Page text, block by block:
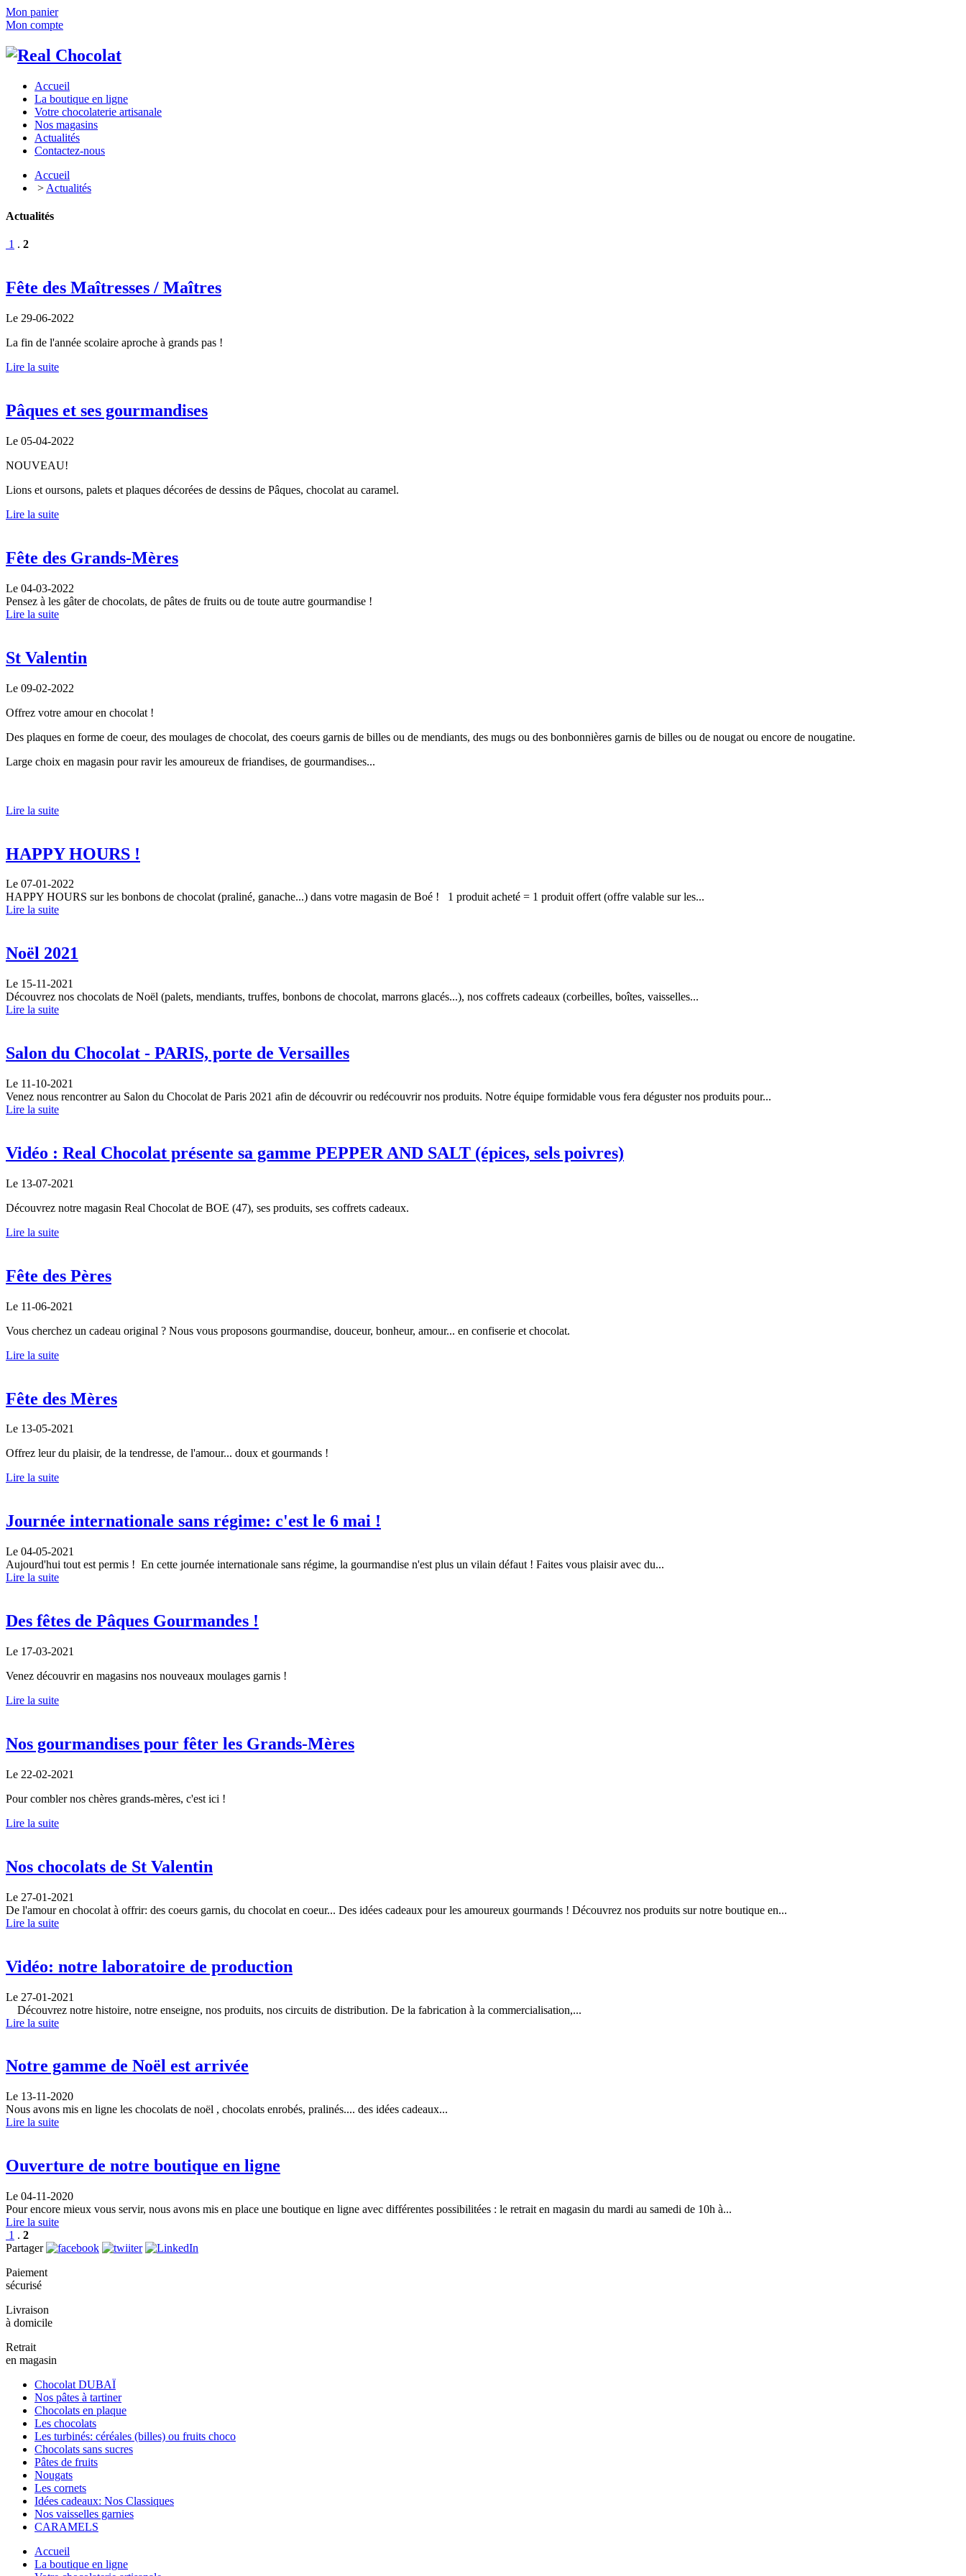
Mon panier
Mon compte
Accueil
La boutique en ligne
Votre chocolaterie artisanale
Nos magasins
Actualités
Contactez-nous
Accueil
> Actualités
Actualités
1 . 2
Fête des Maîtresses / Maîtres
Le 29-06-2022
La fin de l'année scolaire aproche à grands pas !
Lire la suite
Pâques et ses gourmandises
Le 05-04-2022
NOUVEAU!
Lions et oursons, palets et plaques décorées de dessins de Pâques, chocolat au caramel.
Lire la suite
Fête des Grands-Mères
Le 04-03-2022
Pensez à les gâter de chocolats, de pâtes de fruits ou de toute autre gourmandise !
Lire la suite
St Valentin
Le 09-02-2022
Offrez votre amour en chocolat !
Des plaques en forme de coeur, des moulages de chocolat, des coeurs garnis de billes ou de mendiants, des mugs ou des bonbonnières garnis de billes ou de nougat ou encore de nougatine.
Large choix en magasin pour ravir les amoureux de friandises, de gourmandises...
Lire la suite
HAPPY HOURS !
Le 07-01-2022
HAPPY HOURS sur les bonbons de chocolat (praliné, ganache...) dans votre magasin de Boé ! 1 produit acheté = 1 produit offert (offre valable sur les...
Lire la suite
Noël 2021
Le 15-11-2021
Découvrez nos chocolats de Noël (palets, mendiants, truffes, bonbons de chocolat, marrons glacés...), nos coffrets cadeaux (corbeilles, boîtes, vaisselles...
Lire la suite
Salon du Chocolat - PARIS, porte de Versailles
Le 11-10-2021
Venez nous rencontrer au Salon du Chocolat de Paris 2021 afin de découvrir ou redécouvrir nos produits. Notre équipe formidable vous fera déguster nos produits pour...
Lire la suite
Vidéo : Real Chocolat présente sa gamme PEPPER AND SALT (épices, sels poivres)
Le 13-07-2021
Découvrez notre magasin Real Chocolat de BOE (47), ses produits, ses coffrets cadeaux.
Lire la suite
Fête des Pères
Le 11-06-2021
Vous cherchez un cadeau original ? Nous vous proposons gourmandise, douceur, bonheur, amour... en confiserie et chocolat.
Lire la suite
Fête des Mères
Le 13-05-2021
Offrez leur du plaisir, de la tendresse, de l'amour... doux et gourmands !
Lire la suite
Journée internationale sans régime: c'est le 6 mai !
Le 04-05-2021
Aujourd'hui tout est permis ! En cette journée internationale sans régime, la gourmandise n'est plus un vilain défaut ! Faites vous plaisir avec du...
Lire la suite
Des fêtes de Pâques Gourmandes !
Le 17-03-2021
Venez découvrir en magasins nos nouveaux moulages garnis !
Lire la suite
Nos gourmandises pour fêter les Grands-Mères
Le 22-02-2021
Pour combler nos chères grands-mères, c'est ici !
Lire la suite
Nos chocolats de St Valentin
Le 27-01-2021
De l'amour en chocolat à offrir: des coeurs garnis, du chocolat en coeur... Des idées cadeaux pour les amoureux gourmands ! Découvrez nos produits sur notre boutique en...
Lire la suite
Vidéo: notre laboratoire de production
Le 27-01-2021
Découvrez notre histoire, notre enseigne, nos produits, nos circuits de distribution. De la fabrication à la commercialisation,...
Lire la suite
Notre gamme de Noël est arrivée
Le 13-11-2020
Nous avons mis en ligne les chocolats de noël , chocolats enrobés, pralinés.... des idées cadeaux...
Lire la suite
Ouverture de notre boutique en ligne
Le 04-11-2020
Pour encore mieux vous servir, nous avons mis en place une boutique en ligne avec différentes possibilitées : le retrait en magasin du mardi au samedi de 10h à...
Lire la suite
1 . 2
Partager
Paiement
sécurisé
Livraison
à domicile
Retrait
en magasin
Chocolat DUBAÏ
Nos pâtes à tartiner
Chocolats en plaque
Les chocolats
Les turbinés: céréales (billes) ou fruits choco
Chocolats sans sucres
Pâtes de fruits
Nougats
Les cornets
Idées cadeaux: Nos Classiques
Nos vaisselles garnies
CARAMELS
Accueil
La boutique en ligne